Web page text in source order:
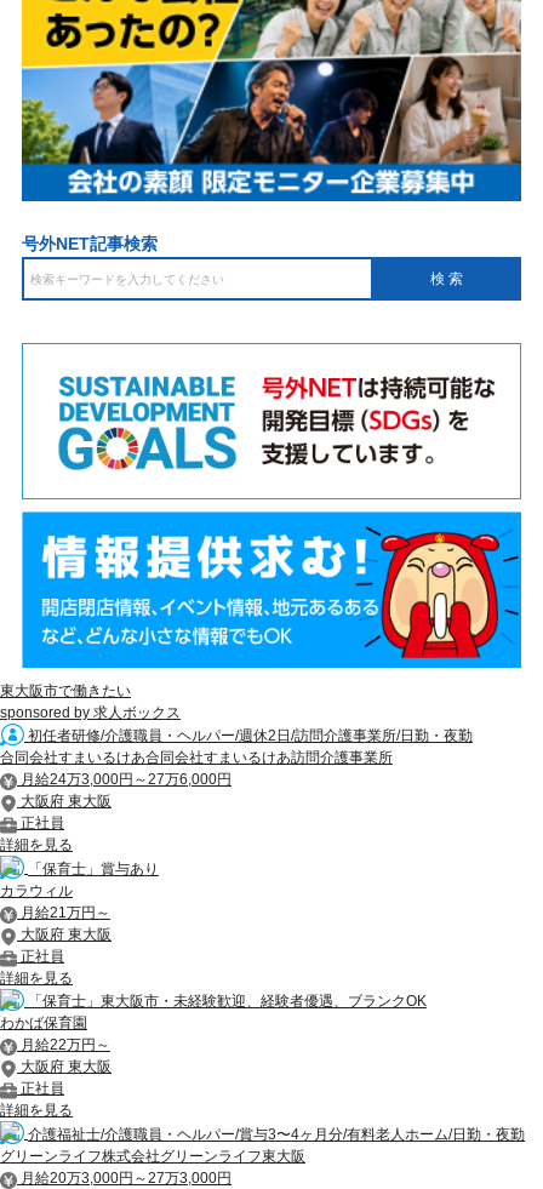
号外NET記事検索
東大阪市で働きたい
sponsored by 求人ボックス
初任者研修/介護職員・ヘルパー/週休2日/訪問介護事業所/日勤・夜勤
合同会社すまいるけあ合同会社すまいるけあ訪問介護事業所
月給24万3,000円～27万6,000円
大阪府 東大阪
正社員
詳細を見る
「保育士」賞与あり
カラウィル
月給21万円～
大阪府 東大阪
正社員
詳細を見る
「保育士」東大阪市・未経験歓迎、経験者優遇、ブランクOK
わかば保育園
月給22万円～
大阪府 東大阪
正社員
詳細を見る
介護福祉士/介護職員・ヘルパー/賞与3〜4ヶ月分/有料老人ホーム/日勤・夜勤
グリーンライフ株式会社グリーンライフ東大阪
月給20万3,000円～27万3,000円